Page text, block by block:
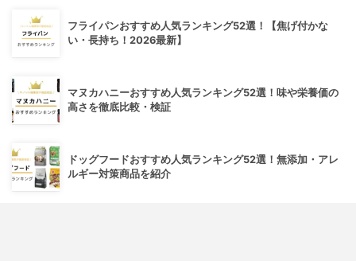
フライパンおすすめ人気ランキング52選！【焦げ付かな
い・長持ち！2026最新】
マヌカハニーおすすめ人気ランキング52選！味や栄養価の
高さを徹底比較・検証
ドッグフードおすすめ人気ランキング52選！無添加・アレ
ルギー対策商品を紹介